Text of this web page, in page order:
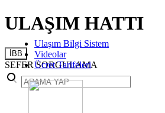
Millî Birlik
Günü
kapsamında
düzenlenecek
anma
programının
takvimini
açıkladı. "İrade
ULAŞIM HATTI
İBB
SEFER SORGULAMA
Ulaşım Bilgi Sistem
Videolar
Ücret Tarifeleri